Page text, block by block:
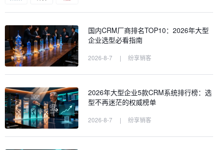
国内CRM厂商排名TOP10：2026年大型
企业选型必看指南
2026-8-7 | 纷享销客
2026年大型企业5款CRM系统排行榜：选
型不再迷茫的权威榜单
2026-8-7 | 纷享销客